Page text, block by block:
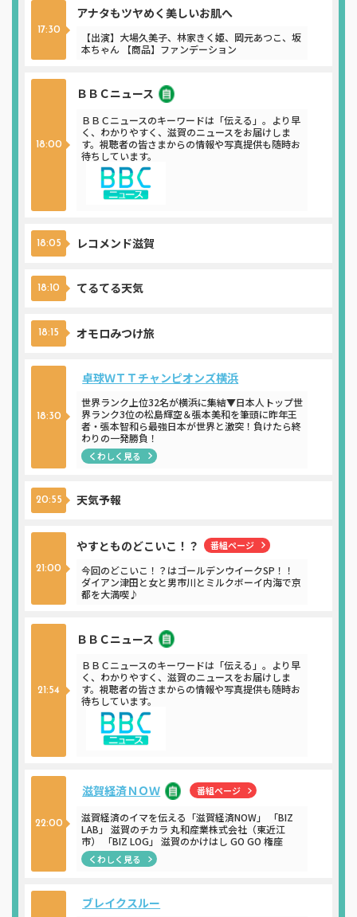
17:30
アナタもツヤめく美しいお肌へ
【出演】大場久美子、林家きく姫、岡元あつこ、坂
本ちゃん 【商品】ファンデーション
18:00
ＢＢＣニュース
ＢＢＣニュースのキーワードは「伝える」。より早
く、わかりやすく、滋賀のニュースをお届けしま
す。視聴者の皆さまからの情報や写真提供も随時お
待ちしています。
18:05 レコメンド滋賀
18:10 てるてる天気
18:15 オモロみつけ旅
18:30
卓球ＷＴＴチャンピオンズ横浜
世界ランク上位32名が横浜に集結▼日本人トップ世
界ランク3位の松島輝空＆張本美和を筆頭に昨年王
者・張本智和ら最強日本が世界と激突！負けたら終
わりの一発勝負！
くわしく見る
20:55 天気予報
21:00
やすとものどこいこ！？ 番組ページ
今回のどこいこ！？はゴールデンウイークSP！！
ダイアン津田と女と男市川とミルクボーイ内海で京
都を大満喫♪
21:54
ＢＢＣニュース
ＢＢＣニュースのキーワードは「伝える」。より早
く、わかりやすく、滋賀のニュースをお届けしま
す。視聴者の皆さまからの情報や写真提供も随時お
待ちしています。
22:00
滋賀経済ＮＯＷ 番組ページ
滋賀経済のイマを伝える「滋賀経済NOW」 「BIZ
LAB」 滋賀のチカラ 丸和産業株式会社（東近江
市） 「BIZ LOG」 滋賀のかけはし GO GO 権座
くわしく見る
ブレイクスルー